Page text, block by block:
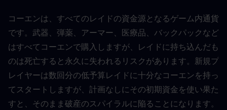
コーエンは、すべてのレイドの資金源となるゲーム内通貨
です。武器、弾薬、アーマー、医療品、バックパックなど
はすべてコーエンで購入しますが、レイドに持ち込んだも
のは死亡すると永久に失われるリスクがあります。新規プ
レイヤーは数回分の低予算レイドに十分なコーエンを持っ
てスタートしますが、計画なしにその初期資金を使い果た
すと、そのまま破産のスパイラルに陥ることになります。